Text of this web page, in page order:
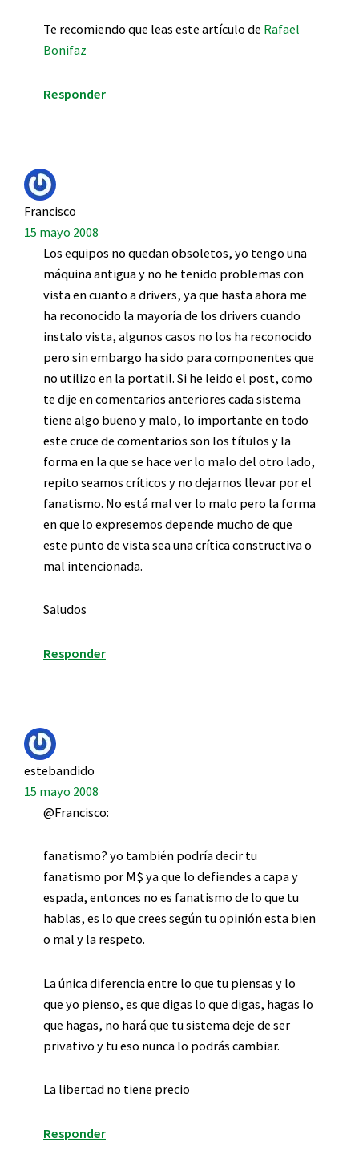
Te recomiendo que leas este artículo de Rafael
Bonifaz
Responder
Francisco
15 mayo 2008
Los equipos no quedan obsoletos, yo tengo una
máquina antigua y no he tenido problemas con
vista en cuanto a drivers, ya que hasta ahora me
ha reconocido la mayoría de los drivers cuando
instalo vista, algunos casos no los ha reconocido
pero sin embargo ha sido para componentes que
no utilizo en la portatil. Si he leido el post, como
te dije en comentarios anteriores cada sistema
tiene algo bueno y malo, lo importante en todo
este cruce de comentarios son los títulos y la
forma en la que se hace ver lo malo del otro lado,
repito seamos críticos y no dejarnos llevar por el
fanatismo. No está mal ver lo malo pero la forma
en que lo expresemos depende mucho de que
este punto de vista sea una crítica constructiva o
mal intencionada.
Saludos
Responder
estebandido
15 mayo 2008
@Francisco:
fanatismo? yo también podría decir tu
fanatismo por M$ ya que lo defiendes a capa y
espada, entonces no es fanatismo de lo que tu
hablas, es lo que crees según tu opinión esta bien
o mal y la respeto.
La única diferencia entre lo que tu piensas y lo
que yo pienso, es que digas lo que digas, hagas lo
que hagas, no hará que tu sistema deje de ser
privativo y tu eso nunca lo podrás cambiar.
La libertad no tiene precio
Responder